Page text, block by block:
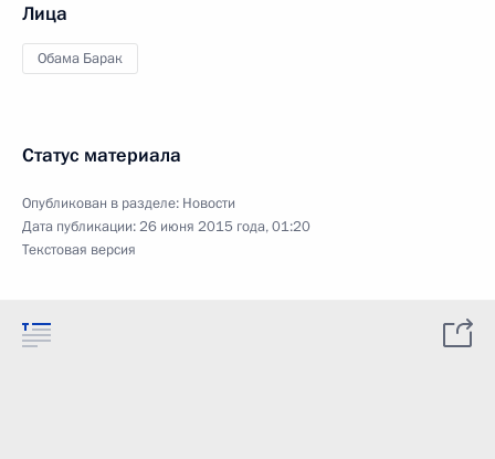
Лица
Обама Барак
Статус материала
Опубликован в разделе: Новости
Дата публикации:26 июня 2015 года, 01:20
Текстовая версия